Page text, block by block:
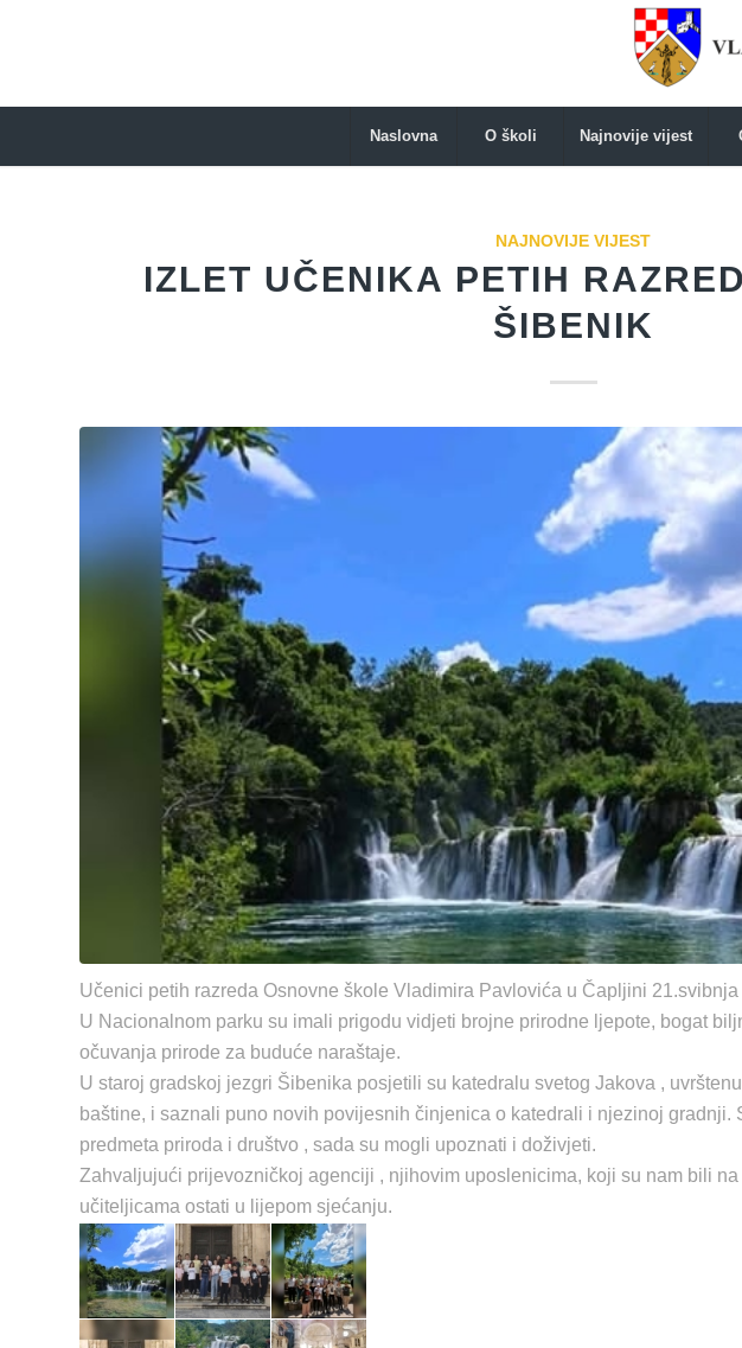
Naslovna O školi Najnovije vijest
NAJNOVIJE VIJEST
IZLET UČENIKA PETIH
ŠIBENIK
Učenici petih razreda Osnovne škole Vladimira Pavlovića u Čapljini
U Nacionalnom parku su imali prigodu vidjeti brojne prirodne ljepote, bogat
očuvanja prirode za buduće naraštaje.
U staroj gradskoj jezgri Šibenika posjetili su katedralu svetog Jakova ,
baštine, i saznali puno novih povijesnih činjenica o katedrali i njezinoj gradnji.
predmeta priroda i društvo , sada su mogli upoznati i doživjeti.
Zahvaljujući prijevozničkoj agenciji , njihovim uposlenicima, koji su nam bili
učiteljicama ostati u lijepom sjećanju.